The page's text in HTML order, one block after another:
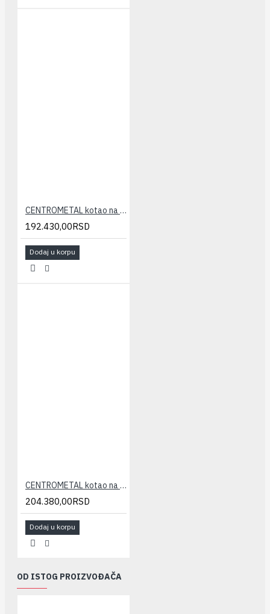
CENTROMETAL kotao na čvrsto gorivo EKO CK P 35
192.430,00RSD
Dodaj u korpu
CENTROMETAL kotao na čvrsto gorivo EKO CK P 40
204.380,00RSD
Dodaj u korpu
OD ISTOG PROIZVOĐAČA